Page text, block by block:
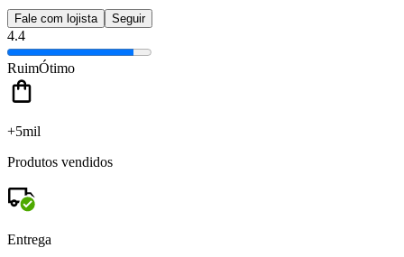
Fale com lojista Seguir
4.4
RuimÓtimo
+5mil
Produtos vendidos
Entrega